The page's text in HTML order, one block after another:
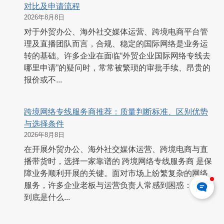
对比及申请流程
2026年8月8日
对于外贸办公、海外社交媒体运营、跨境电商平台管
理及直播团队而言，合规、稳定的国际网络是业务运
转的基础。许多企业在面临“外贸企业国际网络专线去
哪里申请”的疑问时，常常被繁琐的审批手续、昂贵的
报价或不...
跨境网络专线服务商推荐：质量判断标准、区别优势
与选择条件
2026年8月8日
在开展外贸办公、海外社交媒体运营、跨境电商与直
播带货时，选择一家靠谱的 跨境网络专线服务商 是保
障业务顺利开展的关键。面对市场上纷繁复杂的网络
服务，许多企业老板与运营负责人常感到困惑：专线
到底是什么...